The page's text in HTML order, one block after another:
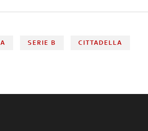
SERIE B CITTADELLA